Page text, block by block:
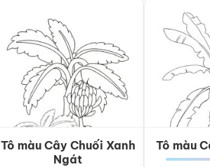
Tô màu Cây Chuối Xanh
Ngát
Tô màu